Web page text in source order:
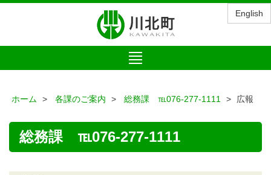
English
Toggle
navigation
ホーム 各課のご案内 総務課 ℡076-277-1111 広報
総務課 ℡076-277-1111